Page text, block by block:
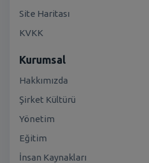
Site Haritası
KVKK
Kurumsal
Hakkımızda
Şirket Kültürü
Yönetim
Eğitim
İnsan Kaynakları